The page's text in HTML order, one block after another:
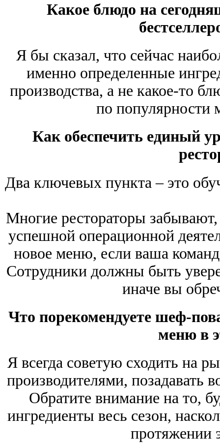
Какое блюдо на
Я бы сказал, что сейчас
именно определенные
производства, а не какое-то
по популярности
Как обеспечить единый
Два ключевых пункта ‒ это
Многие рестораторы
успешной операционной
новое меню, если ваша
Сотрудники должны быть
иначе вы
Что порекомендуете шеф-
меню в
Я всегда советую сходить на
производителями, позадавать
Обратите внимание на то,
ингредиенты весь сезон,
протяжении